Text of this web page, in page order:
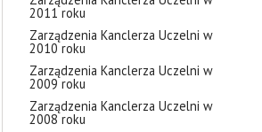
2011 roku
Zarządzenia Kanclerza Uczelni w
2010 roku
Zarządzenia Kanclerza Uczelni w
2009 roku
Zarządzenia Kanclerza Uczelni w
2008 roku